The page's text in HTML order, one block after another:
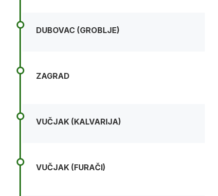
DUBOVAC (GROBLJE)
ZAGRAD
VUČJAK (KALVARIJA)
VUČJAK (FURAČI)